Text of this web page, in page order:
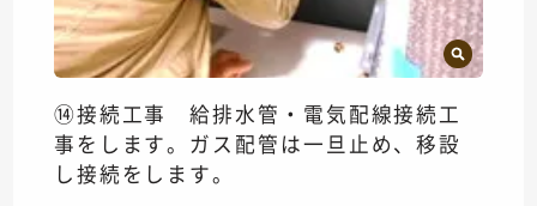
⑭接続工事 給排水管・電気配線接続工
事をします。ガス配管は一旦止め、移設
し接続をします。